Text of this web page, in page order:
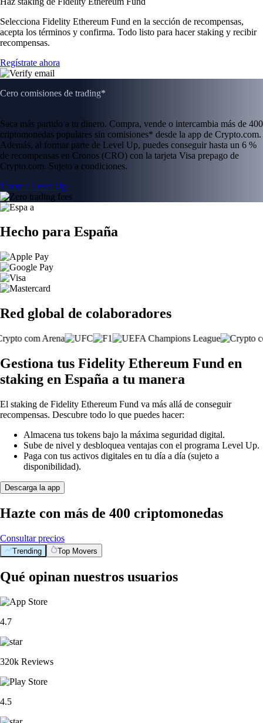
Selecciona Fidelity Ethereum Fund en la sección de recompensas,
acepta los términos y confirma. Todo listo para hacer staking y recibir
recompensas.
Regístrate ahora
Cero comisiones de trading*
Saca más partido a tu dinero. Compra, vende o intercambia más de 400
criptomonedas populares sin comisiones* desde la app de Crypto.com.
Además, al formar parte de Level Up, puedes conseguir hasta un 6 %
de recompensas en Cronos (CRO) con la tarjeta Visa prepago de
Crypto.com. Sujeto a condiciones.
Únete a Level Up
Hecho para España
Red global de colaboradores
Gestiona tus Fidelity Ethereum Fund en
staking en España a tu manera
El staking de Fidelity Ethereum Fund va más allá de conseguir
recompensas. Descubre todo lo que puedes hacer:
Almacena tus tokens bajo la máxima seguridad digital.
Sube de nivel y desbloquea ventajas con el programa Level Up.
Paga con tus activos digitales en tu día a día (sujeto a
disponibilidad).
Descarga la app
Hazte con más de 400 criptomonedas
Consultar precios
Trending Top Movers
Qué opinan nuestros usuarios
4.7
320k Reviews
4.5